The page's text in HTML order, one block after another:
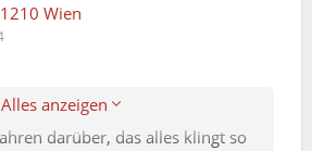
1210 Wien
Alles anzeigen
nicht, eher Kleinkrieg und
scheinen aneinander
darüber, das alles klingt so